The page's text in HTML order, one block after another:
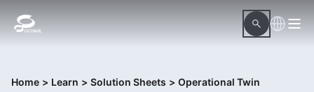
Home > Learn > Solution Sheets > Operational Twin